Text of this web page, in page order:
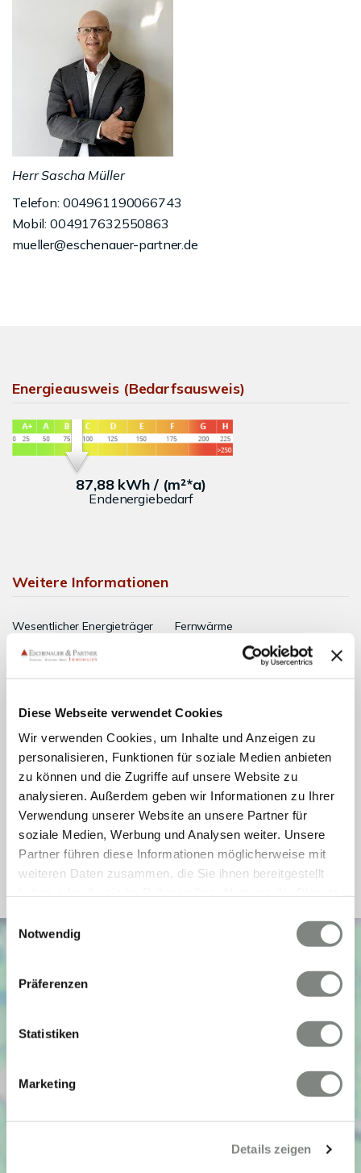
Diese Webseite verwendet Cookies
Wir verwenden Cookies, um Inhalte und Anzeigen zu
personalisieren, Funktionen für soziale Medien anbieten
zu können und die Zugriffe auf unsere Website zu
analysieren. Außerdem geben wir Informationen zu Ihrer
Verwendung unserer Website an unsere Partner für
soziale Medien, Werbung und Analysen weiter. Unsere
Partner führen diese Informationen möglicherweise mit
weiteren Daten zusammen, die Sie ihnen bereitgestellt
Cookies, wenn Sie unsere Webseite weiterhin nutzen.
Einwilligungsauswahl
Notwendig
Präferenzen
Statistiken
Marketing
Details zeigen
Herr Sascha Müller
Telefon: 004961190066743
Mobil: 004917632550863
mueller@eschenauer-partner.de
Energieausweis (Bedarfsausweis)
87,88 kWh / (m²*a)
Endenergiebedarf
Weitere Informationen
Wesentlicher Energieträger
Fernwärme
Energieausweis gültig bis
Energieausweis Jahrgang
ab dem 1.5.2014
Energieausweis
Werteklasse
C
Energieausweis
Gebäudeart
Wohngebäude
Fernheizung,
Fußbodenheizung
Befeuerung
Alternativ